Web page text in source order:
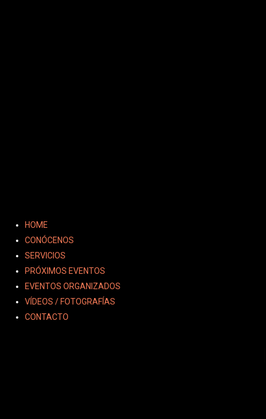
HOME
CONÓCENOS
SERVICIOS
PRÓXIMOS EVENTOS
EVENTOS ORGANIZADOS
VÍDEOS / FOTOGRAFÍAS
CONTACTO